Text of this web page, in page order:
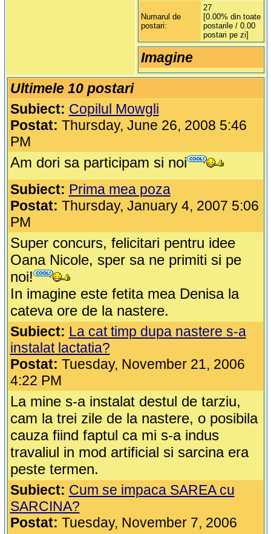
Numarul de
postari:
27
[0.00% din toate
postarile / 0.00
postari pe zi]
Imagine
Ultimele 10 postari
Subiect: Copilul Mowgli
Postat: Thursday, June 26, 2008 5:46
PM
Am dori sa participam si noi
Subiect: Prima mea poza
Postat: Thursday, January 4, 2007 5:06
PM
Super concurs, felicitari pentru idee
Oana Nicole, sper sa ne primiti si pe
noi!
In imagine este fetita mea Denisa la
cateva ore de la nastere.
Subiect: La cat timp dupa nastere s-a
instalat lactatia?
Postat: Tuesday, November 21, 2006
4:22 PM
La mine s-a instalat destul de tarziu,
cam la trei zile de la nastere, o posibila
cauza fiind faptul ca mi s-a indus
travaliul in mod artificial si sarcina era
peste termen.
Subiect: Cum se impaca SAREA cu
SARCINA?
Postat: Tuesday, November 7, 2006